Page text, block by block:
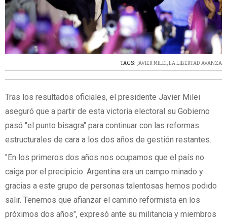
TAGS: JAVIER MILEI,LA LIBERTAD AVANZA
Tras los resultados oficiales, el presidente Javier Milei
aseguró que a partir de esta victoria electoral su Gobierno
pasó "el punto bisagra" para continuar con las reformas
estructurales de cara a los dos años de gestión restantes.
"En los primeros dos años nos ocupamos que el país no
caiga por el precipicio. Argentina era un campo minado y
gracias a este grupo de personas talentosas hemos podido
salir. Tenemos que afianzar el camino reformista en los
próximos dos años", expresó ante su militancia y miembros